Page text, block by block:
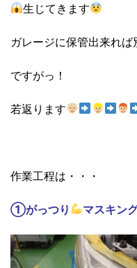
生じてきます
ガレージに保管出来れば
ですがっ！
若返ります
作業工程は・・・
①がっつり マスキン